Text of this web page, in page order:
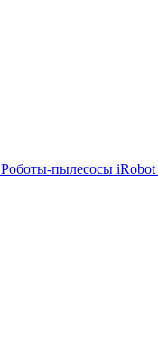
Роботы-пылесосы iRobot